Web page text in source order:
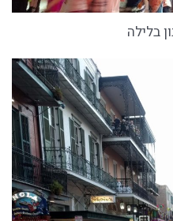
בלילה